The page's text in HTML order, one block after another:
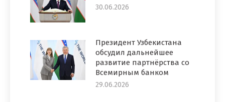
30.06.2026
Президент Узбекистана
обсудил дальнейшее
развитие партнёрства со
Всемирным банком
29.06.2026